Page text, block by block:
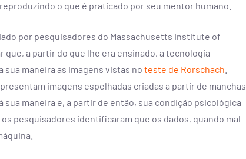
o que é praticado por seu mentor humano.
por pesquisadores do Massachusetts Institute of
que, a partir do que lhe era ensinado, a tecnologia
maneira as imagens vistas no teste de Rorschach
imagens espelhadas criadas a partir de manchas
maneira e, a partir de então, sua condição psicológica
pesquisadores identificaram que os dados, quando mal